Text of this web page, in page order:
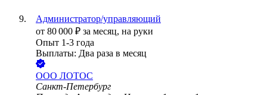
Администратор/управляющий
от 80 000 ₽ за месяц, на руки
Опыт 1-3 года
Выплаты: Два раза в месяц
ООО ЛОТОС
Санкт-Петербург